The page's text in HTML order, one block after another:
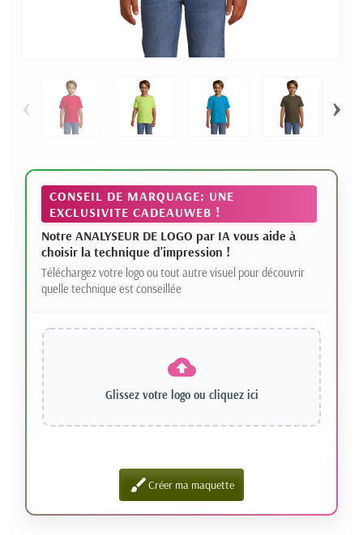
‹ ›
CONSEIL DE MARQUAGE: UNE
EXCLUSIVITE CADEAUWEB !
Notre ANALYSEUR DE LOGO par IA vous aide à
choisir la technique d'impression !
Téléchargez votre logo ou tout autre visuel pour découvrir
quelle technique est conseillée
Glissez votre logo ou cliquez ici
brushCréer ma maquette